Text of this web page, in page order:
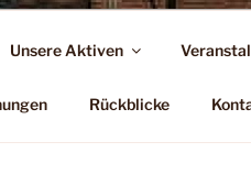
Unsere Aktiven
Rückblicke